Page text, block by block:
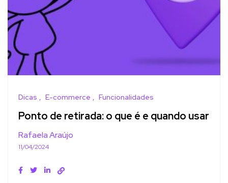
Dicas E-commerce Funcionalidades
Ponto de retirada: o que é e quando usar
Rafaela Araújo
11/04/2024